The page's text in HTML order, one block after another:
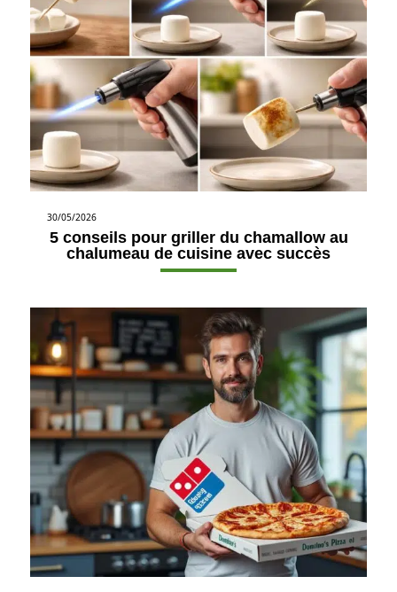
30/05/2026
5 conseils pour griller du chamallow au
chalumeau de cuisine avec succès